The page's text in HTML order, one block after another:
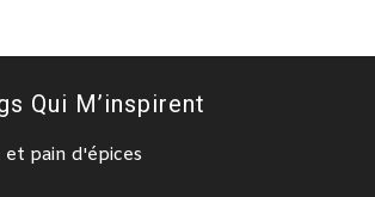
Qui M’inspirent
pain d'épices